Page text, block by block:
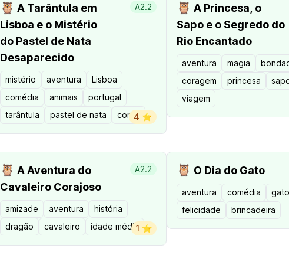
🦉 A Tarântula em
Lisboa e o Mistério
do Pastel de Nata
Desaparecido
A2.2
mistério aventura
Lisboa
comédia
animais
portugal
tarântula
pastel de nata conto4 ⭐️
🦉 A Princesa, o
Sapo e o Segredo do
Rio Encantado
aventura magia
coragem
princesa
viagem
🦉 A Aventura do
Cavaleiro Corajoso
A2.2
amizade aventura
história
dragão
cavaleiro idade média1 ⭐️
🦉 O Dia do Gato
aventura comédia
gato
felicidade
brincadeira